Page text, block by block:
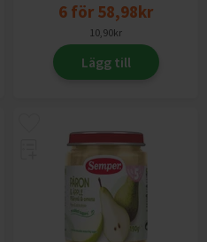
6 för 58,98kr
10,90kr
Lägg till